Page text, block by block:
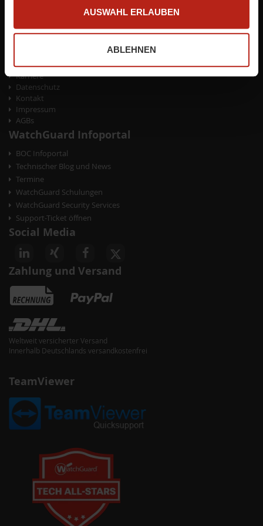
AUSWAHL ERLAUBEN
ABLEHNEN
Zahlungsarten
Unternehmen
Karriere
Datenschutz
Kontakt
Impressum
AGBs
WatchGuard Infoportal
BOC Infoportal
Technischer Blog und News
Termine
WatchGuard Schulungen
WatchGuard Security Services
Support-Ticket öffnen
Social Media
Zahlung und Versand
Weltweit versicherter Versand
Innerhalb Deutschlands versandkostenfrei
TeamViewer